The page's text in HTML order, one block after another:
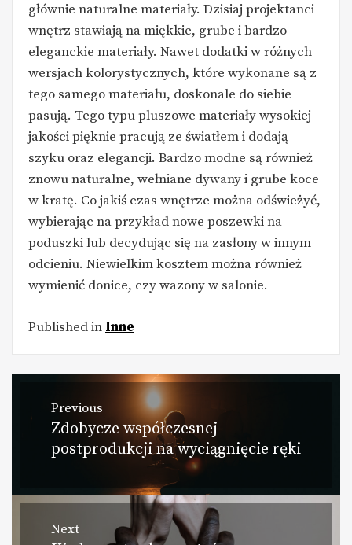
głównie naturalne materiały. Dzisiaj projektanci
wnętrz stawiają na miękkie, grube i bardzo
eleganckie materiały. Nawet dodatki w różnych
wersjach kolorystycznych, które wykonane są z
tego samego materiału, doskonale do siebie
pasują. Tego typu pluszowe materiały wysokiej
jakości pięknie pracują ze światłem i dodają
szyku oraz elegancji. Bardzo modne są również
znowu naturalne, wełniane dywany i grube koce
w kratę. Co jakiś czas wnętrze można odświeżyć,
wybierając na przykład nowe poszewki na
poduszki lub decydując się na zasłony w innym
odcieniu. Niewielkim kosztem można również
wymienić donice, czy wazony w salonie.
Published in Inne
Nawigacja
wpisu
Previous
Previous
post:
Zdobycze współczesnej
postprodukcji na wyciągnięcie ręki
Next